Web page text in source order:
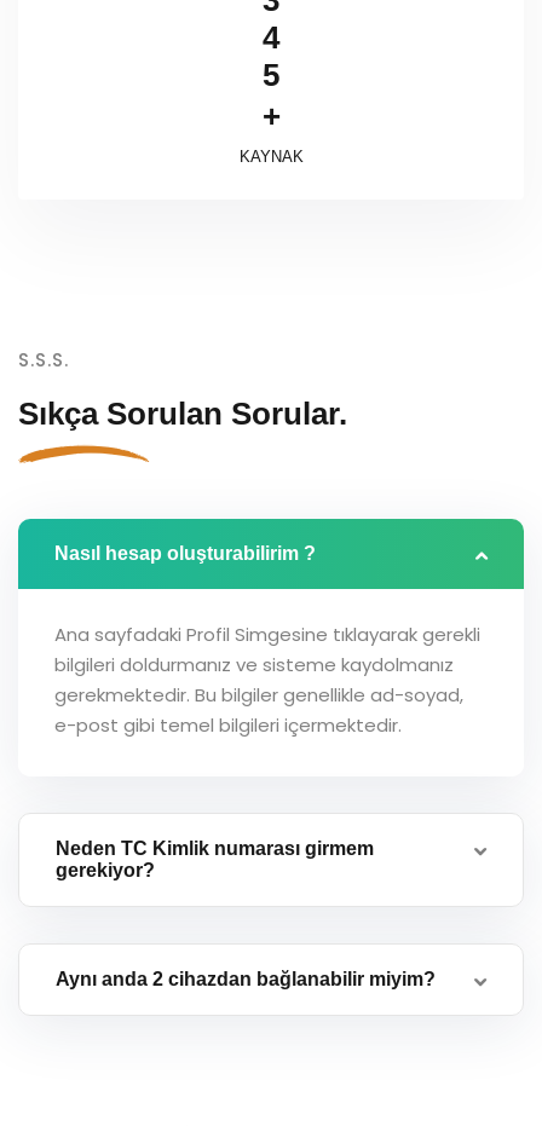
4
5
+
KAYNAK
S.S.S.
Sıkça Sorulan Sorular.
Nasıl hesap oluşturabilirim ?
Ana sayfadaki Profil Simgesine tıklayarak gerekli
bilgileri doldurmanız ve sisteme kaydolmanız
gerekmektedir. Bu bilgiler genellikle ad-soyad,
e-post gibi temel bilgileri içermektedir.
Neden TC Kimlik numarası girmem
gerekiyor?
Aynı anda 2 cihazdan bağlanabilir miyim?